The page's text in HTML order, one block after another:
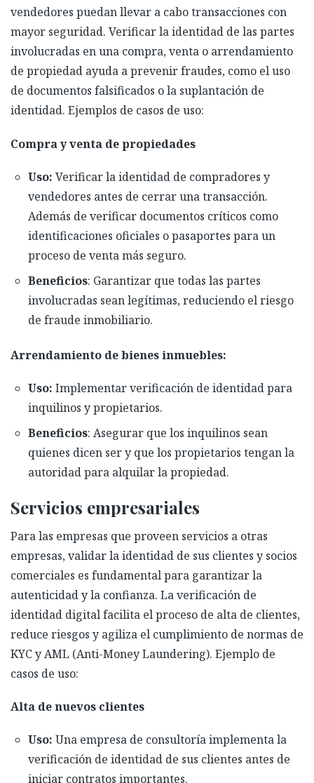
vendedores puedan llevar a cabo transacciones con
mayor seguridad. Verificar la identidad de las partes
involucradas en una compra, venta o arrendamiento
de propiedad ayuda a prevenir fraudes, como el uso
de documentos falsificados o la suplantación de
identidad. Ejemplos de casos de uso:
Compra y venta de propiedades
Uso: Verificar la identidad de compradores y
vendedores antes de cerrar una transacción.
Además de verificar documentos críticos como
identificaciones oficiales o pasaportes para un
proceso de venta más seguro.
Beneficios: Garantizar que todas las partes
involucradas sean legítimas, reduciendo el riesgo
de fraude inmobiliario.
Arrendamiento de bienes inmuebles:
Uso: Implementar verificación de identidad para
inquilinos y propietarios.
Beneficios: Asegurar que los inquilinos sean
quienes dicen ser y que los propietarios tengan la
autoridad para alquilar la propiedad.
Servicios empresariales
Para las empresas que proveen servicios a otras
empresas, validar la identidad de sus clientes y socios
comerciales es fundamental para garantizar la
autenticidad y la confianza. La verificación de
identidad digital facilita el proceso de alta de clientes,
reduce riesgos y agiliza el cumplimiento de normas de
KYC y AML (Anti-Money Laundering). Ejemplo de
casos de uso:
Alta de nuevos clientes
Uso: Una empresa de consultoría implementa la
verificación de identidad de sus clientes antes de
iniciar contratos importantes.